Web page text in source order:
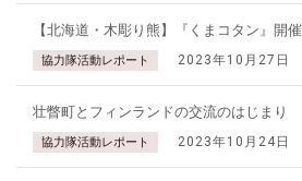
【北海道・木彫り熊】『くまコタン』開催
協力隊活動レポート 2023年10月27日
壮瞥町とフィンランドの交流のはじまり
協力隊活動レポート 2023年10月24日